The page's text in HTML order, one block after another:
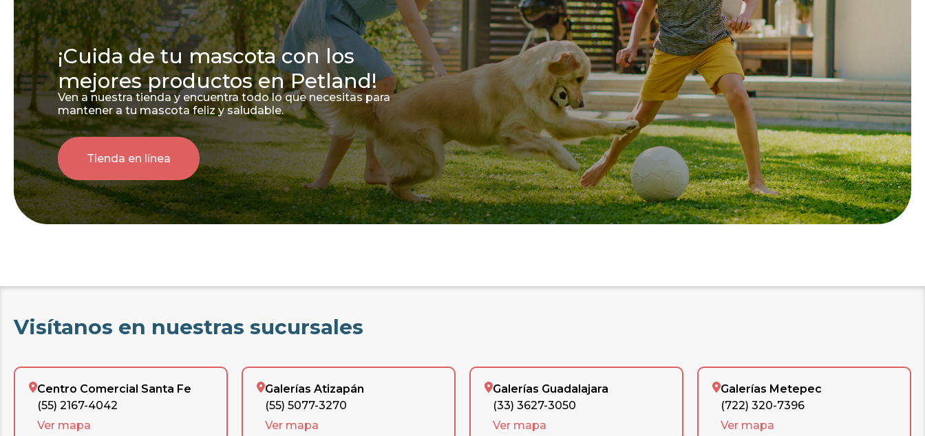
¡Cuida de tu mascota con los
mejores productos en Petland!
Ven a nuestra tienda y encuentra todo lo que necesitas para
mantener a tu mascota feliz y saludable.
Tienda en línea
Visítanos en nuestras sucursales
Centro Comercial Santa Fe
(55) 2167-4042
Ver mapa
Galerías Atizapán
(55) 5077-3270
Ver mapa
Galerías Guadalajara
(33) 3627-3050
Ver mapa
Galerías Metepec
(722) 320-7396
Ver mapa